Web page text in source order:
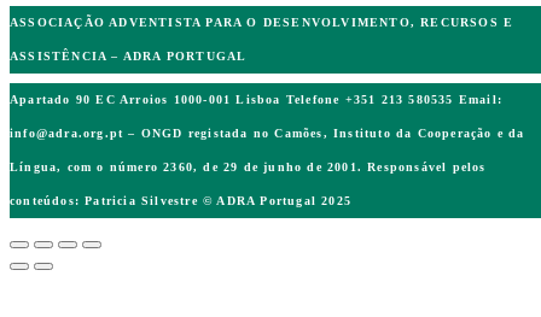
ASSOCIAÇÃO ADVENTISTA PARA O DESENVOLVIMENTO, RECURSOS E
ASSISTÊNCIA – ADRA PORTUGAL
Apartado 90 EC Arroios 1000-001 Lisboa Telefone +351 213 580535 Email:
info@adra.org.pt – ONGD registada no Camões, Instituto da Cooperação e da
Língua, com o número 2360, de 29 de junho de 2001. Responsável pelos
conteúdos: Patricia Silvestre © ADRA Portugal 2025